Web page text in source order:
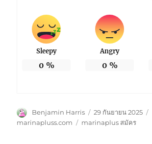
Sleepy
0 %
Angry
0 %
ผู้
เขียน
Benjamin Harris
เขียน
เมื่อ
29 กันยายน 2025
marinapluss.com
ป้าย
marinaplus สมัคร